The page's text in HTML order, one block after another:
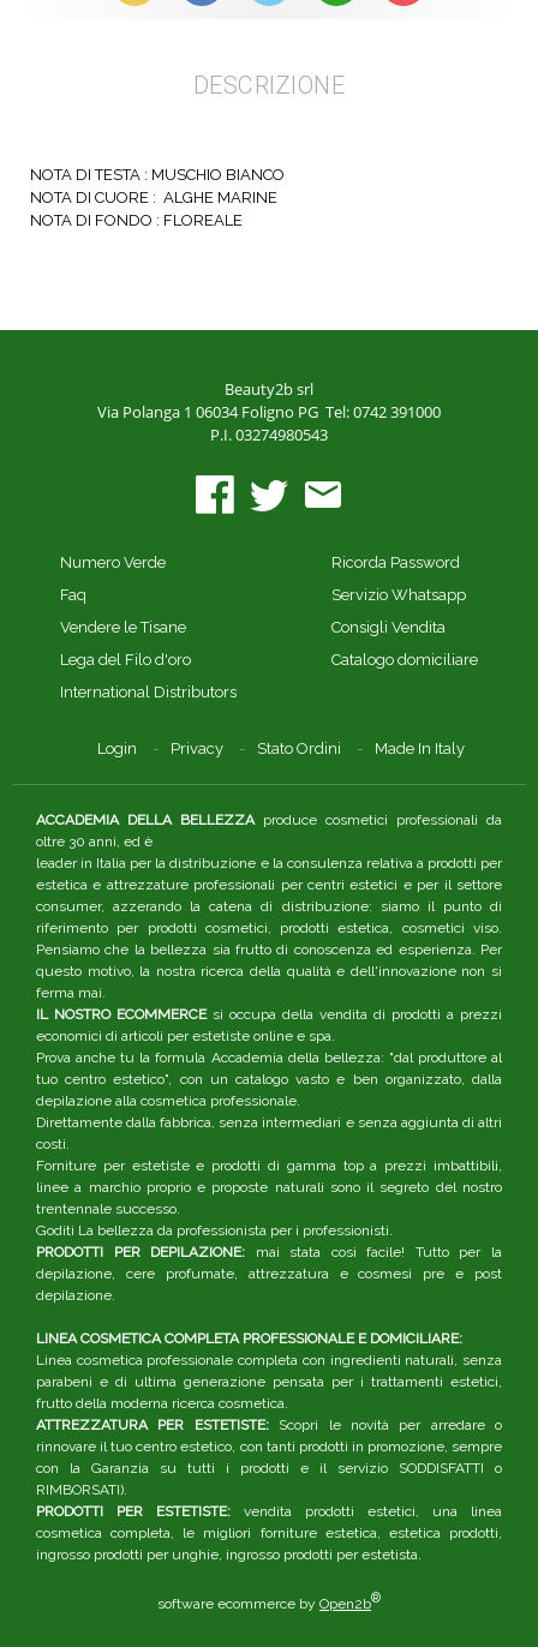
DESCRIZIONE
NOTA DI TESTA : MUSCHIO BIANCO
NOTA DI CUORE : ALGHE MARINE
NOTA DI FONDO : FLOREALE
Beauty2b srl
Via Polanga 1 06034 Foligno PG Tel: 0742 391000
P.I. 03274980543
Numero Verde
Faq
Vendere le Tisane
Lega del Filo d'oro
International Distributors
Ricorda Password
Servizio Whatsapp
Consigli Vendita
Catalogo domiciliare
Login Privacy Stato Ordini Made In Italy
ACCADEMIA DELLA BELLEZZAproduce cosmetici professionali da
oltre 30 anni, ed è
leader in Italia per la distribuzione e la consulenza relativa a prodotti per
estetica e attrezzature professionali per centri estetici e per il settore
consumer, azzerando la catena di distribuzione: siamo il punto di
riferimento per prodotti cosmetici, prodotti estetica, cosmetici viso.
Pensiamo che la bellezza sia frutto di conoscenza ed esperienza. Per
questo motivo, la nostra ricerca della qualità e dell'innovazione non si
ferma mai.
IL NOSTRO ECOMMERCEsi occupa della vendita di prodotti a prezzi
economici di articoli per estetiste online e spa.
Prova anche tu la formula Accademia della bellezza: "dal produttore al
tuo centro estetico", con un catalogo vasto e ben organizzato, dalla
depilazione alla cosmetica professionale.
Direttamente dalla fabbrica, senza intermediari e senza aggiunta di altri
costi.
Forniture per estetiste e prodotti di gamma top a prezzi imbattibili,
linee a marchio proprio e proposte naturali sono il segreto del nostro
trentennale successo.
Goditi La bellezza da professionista per i professionisti.
PRODOTTI PER DEPILAZIONE: mai stata così facile! Tutto per la
depilazione, cere profumate, attrezzatura e cosmesi pre e post
depilazione.
LINEA COSMETICA COMPLETA PROFESSIONALE E DOMICILIARE:
Linea cosmetica professionale completa con ingredienti naturali, senza
parabeni e di ultima generazione pensata per i trattamenti estetici,
frutto della moderna ricerca cosmetica.
ATTREZZATURA PER ESTETISTE:Scopri le novità per arredare o
rinnovare il tuo centro estetico, con tanti prodotti in promozione, sempre
con la Garanzia su tutti i prodotti e il servizio SODDISFATTI o
RIMBORSATI).
PRODOTTI PER ESTETISTE: vendita prodotti estetici, una linea
cosmetica completa, le migliori forniture estetica, estetica prodotti,
ingrosso prodotti per unghie, ingrosso prodotti per estetista.
software ecommerce by Open2b®